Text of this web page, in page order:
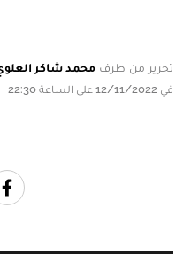
تحرير من طرف محمد شاكر
في 12/11/2022 على الساعة 22:30